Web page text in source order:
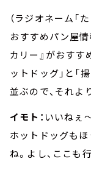
（ラジオネーム「
おすすめパン屋情
カリー』がおすす
ットドッグ」と「
並ぶので、それよ
イモト： いいねぇ
ホットドッグも
ね。よし、ここも